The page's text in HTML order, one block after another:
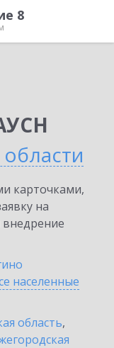
8
карточками,
на
населенные
область,